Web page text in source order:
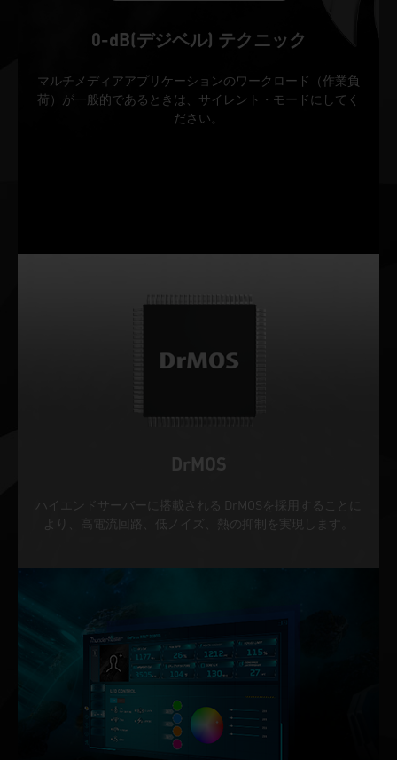
0-dB(デジベル) テクニック
マルチメディアアプリケーションのワークロード（作業負
荷）が一般的であるときは、サイレント・モードにしてく
ださい。
DrMOS
ハイエンドサーバーに搭載される DrMOSを採用することに
より、高電流回路、低ノイズ、熱の抑制を実現します。